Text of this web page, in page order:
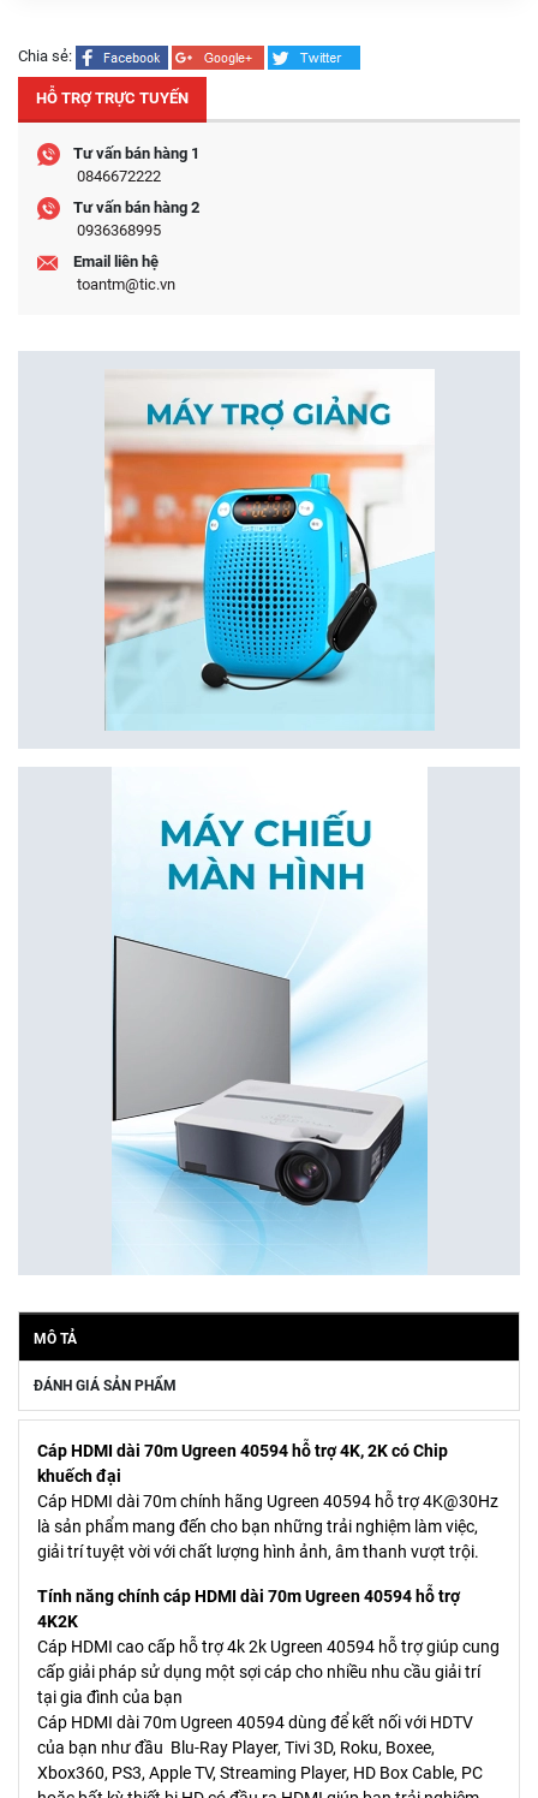
Chia sẻ:
HỖ TRỢ TRỰC TUYẾN
Tư vấn bán hàng 1
0846672222
Tư vấn bán hàng 2
0936368995
Email liên hệ
toantm@tic.vn
MÔ TẢ
ĐÁNH GIÁ SẢN PHẨM
Cáp HDMI dài 70m Ugreen 40594 hỗ trợ 4K, 2K có Chip
khuếch đại
Cáp HDMI dài 70m chính hãng Ugreen 40594 hỗ trợ 4K@30Hz
là sản phẩm mang đến cho bạn những trải nghiệm làm việc,
giải trí tuyệt vời với chất lượng hình ảnh, âm thanh vượt trội.
Tính năng chính cáp HDMI dài 70m Ugreen 40594 hỗ trợ
4K2K
Cáp HDMI cao cấp hỗ trợ 4k 2k Ugreen 40594 hỗ trợ giúp cung
cấp giải pháp sử dụng một sợi cáp cho nhiều nhu cầu giải trí
tại gia đình của bạn
Cáp HDMI dài 70m Ugreen 40594 dùng để kết nối với HDTV
của bạn như đầu Blu-Ray Player, Tivi 3D, Roku, Boxee,
Xbox360, PS3, Apple TV, Streaming Player, HD Box Cable, PC